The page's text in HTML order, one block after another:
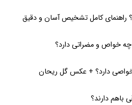
راهنمای کامل تشخیص آسان و دقیق
چه خواص و مضراتی دارد؟
دارد؟ + عکس گل ریحان
باهم دارند؟